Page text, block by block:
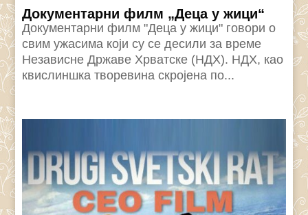
Документарни филм „Деца у жици“
Документарни филм "Деца у жици" говори о
свим ужасима који су се десили за време
Независне Државе Хрватске (НДХ). НДХ, као
квислиншка творевина скројена по...